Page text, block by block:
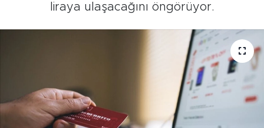
liraya ulaşacağını öngörüyor.